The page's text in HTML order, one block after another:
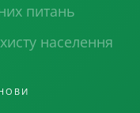
питань
населення